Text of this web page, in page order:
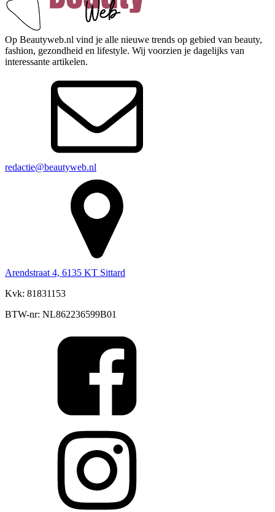
Op Beautyweb.nl vind je alle nieuwe trends op gebied van beauty,
fashion, gezondheid en lifestyle. Wij voorzien je dagelijks van
interessante artikelen.
redactie@beautyweb.nl
Arendstraat 4, 6135 KT Sittard
Kvk: 81831153
BTW-nr: NL862236599B01